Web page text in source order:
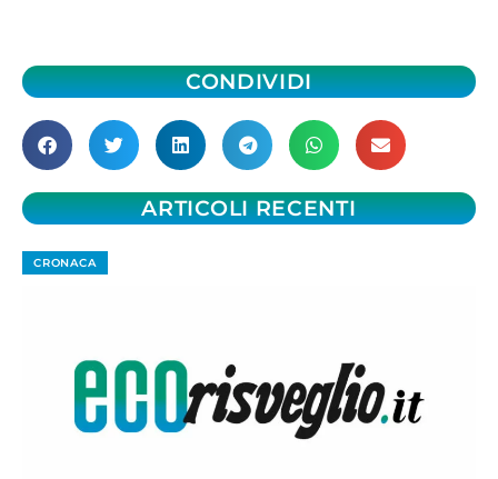
CONDIVIDI
ARTICOLI RECENTI
CRONACA